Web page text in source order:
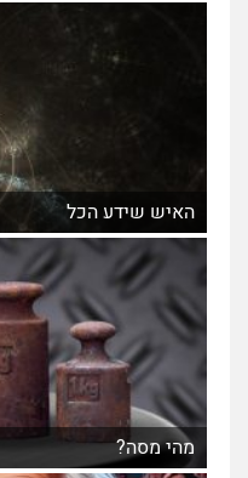
האיש שידע הכל
מהי מסה?